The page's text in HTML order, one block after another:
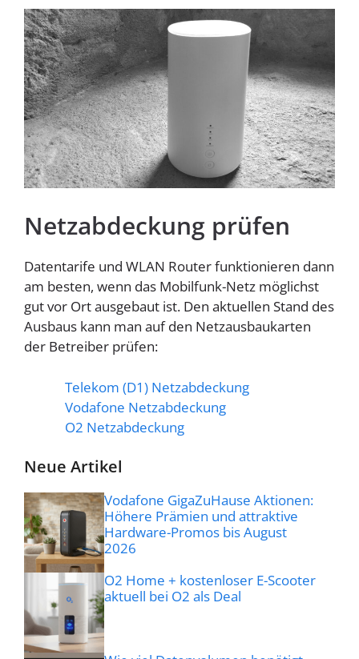
Netzabdeckung prüfen
Datentarife und WLAN Router funktionieren dann
am besten, wenn das Mobilfunk-Netz möglichst
gut vor Ort ausgebaut ist. Den aktuellen Stand des
Ausbaus kann man auf den Netzausbaukarten
der Betreiber prüfen:
Telekom (D1) Netzabdeckung
Vodafone Netzabdeckung
O2 Netzabdeckung
Neue Artikel
Vodafone GigaZuHause Aktionen:
Höhere Prämien und attraktive
Hardware-Promos bis August
2026
O2 Home + kostenloser E-Scooter
aktuell bei O2 als Deal